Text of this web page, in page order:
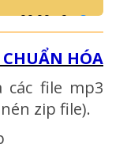
HÓA
file mp3
zip file).